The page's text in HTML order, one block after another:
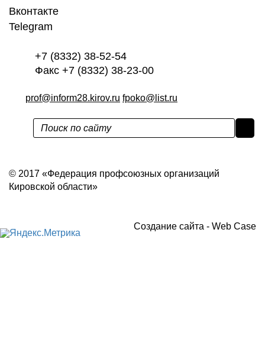
Вконтакте
Telegram
+7 (8332) 38-52-54
Факс +7 (8332) 38-23-00
prof@inform28.kirov.ru fpoko@list.ru
© 2017 «Федерация профсоюзных организаций
Кировской области»
Создание сайта - Web Case